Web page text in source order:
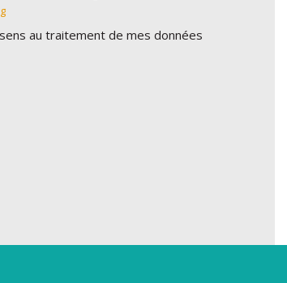
au traitement de mes données